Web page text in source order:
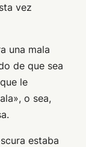
vez
una mala
de que sea
le
o sea,
estaba